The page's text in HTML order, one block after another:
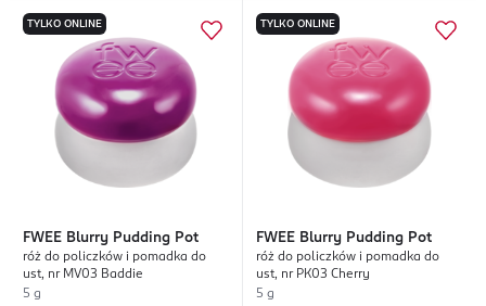
TYLKO ONLINE
FWEE Blurry Pudding Pot
róż do policzków i pomadka do
ust, nr MV03 Baddie
5 g
TYLKO ONLINE
FWEE Blurry Pudding Pot
róż do policzków i pomadka do
ust, nr PK03 Cherry
5 g